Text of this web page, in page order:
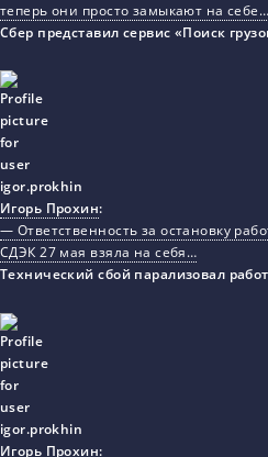
теперь они просто замыкают на себе…
Сбер представил сервис «Поиск
Игорь Прохин:
— Ответственность за остановку
СДЭК 27 мая взяла на себя…
Технический сбой парализовал
Игорь Прохин: